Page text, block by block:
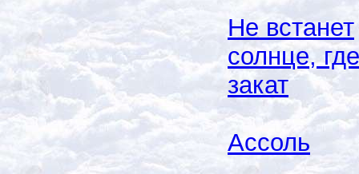
Не встанет
солнце, где
закат
Ассоль